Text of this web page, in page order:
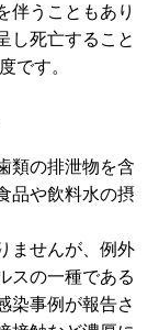
伴うこともあり
し死亡すること
です。
類の排泄物を含
品や飲料水の摂
ませんが、例外
スの一種である
染事例が報告さ